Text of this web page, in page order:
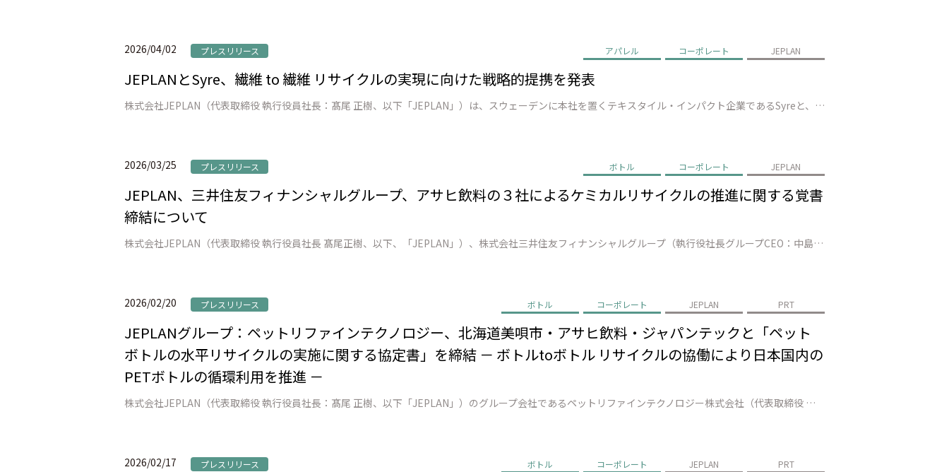
2026/04/02 プレスリリース アパレル コーポレート JEPLAN
JEPLANとSyre、繊維 to 繊維 リサイクルの実現に向けた戦略的提携を発表
株式会社JEPLAN（代表取締役 執行役員社長：髙尾 正樹、以下「JEPLAN」）は、スウェーデンに本社を置くテキスタイル・インパクト企業であるSyreと、繊維to繊維リサイクルの実現に向けた戦略的提携を締結（以下、「本提携」）したことを発表します。 本提携を通じて、Syreが有するグローバルな事業構想力・技術統合力と…
2026/03/25 プレスリリース ボトル コーポレート JEPLAN
JEPLAN、三井住友フィナンシャルグループ、アサヒ飲料の３社によるケミカルリサイクルの推進に関する覚書
締結について
株式会社JEPLAN（代表取締役 執行役員社長 髙尾正樹、以下、「JEPLAN」）、株式会社三井住友フィナンシャルグループ（執行役社長グループCEO：中島 達、以下、グループを総称し「SMBCグループ」）、アサヒ飲料株式会社（代表取締役社長:近藤 佳代子、以下「アサヒ飲料」）は、ケミカルリサイクル事業の拡大に向けた協力…
2026/02/20 プレスリリース ボトル コーポレート JEPLAN PRT
JEPLANグループ：ペットリファインテクノロジー、北海道美唄市・アサヒ飲料・ジャパンテックと「ペット
ボトルの水平リサイクルの実施に関する協定書」を締結 － ボトルtoボトル リサイクルの協働により日本国内の
PETボトルの循環利用を推進 －
株式会社JEPLAN（代表取締役 執行役員社長：髙尾 正樹、以下「JEPLAN」）のグループ会社であるペットリファインテクノロジー株式会社（代表取締役 執行役員社長：伊賀 大悟、以下「ペットリファインテクノロジー」）は、美唄市（市長：桜井 恒）、アサヒ飲料株式会社（代表取締役社長：米女 太一、以下「アサヒ飲料」）、ジャ…
2026/02/17 プレスリリース ボトル コーポレート JEPLAN PRT